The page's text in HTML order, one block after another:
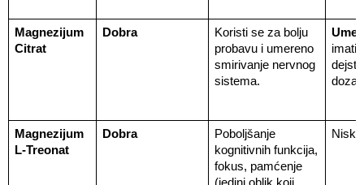
Magnezijum
Citrat
Dobra
Koristi se za bolju
probavu i umereno
smirivanje nervnog
sistema.
imati
doza).
Magnezijum
L-Treonat
Dobra
Poboljšanje
kognitivnih funkcija,
fokus, pamćenje